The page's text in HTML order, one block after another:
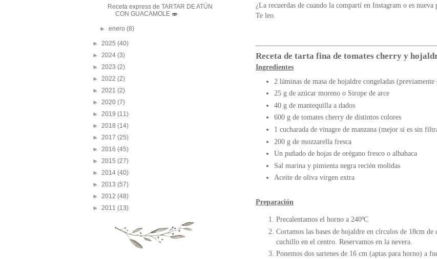
¿La recuerdas de cuando la compartí en Instagram o es nueva
Te leo.
Receta de tarta fina de tomates cherry y
Ingredientes
2 láminas de masa de hojaldre congeladas (previamente
25 g de azúcar moreno o Sirope de arce
40 g de mantequilla a dados
600 g de tomates cherry de distintos colores
1 cucharada de vinagre de manzana (mejor si es sin
200 g de mozzarella fresca
Un puñado de hojas de orégano fresco o albahaca
Sal marina y pimienta negra recién molidas
Aceite de oliva virgen extra
Preparación
Precalentamos el horno a 240ºC
Cortamos las bases de hojaldre en círculos de 18cm
cuchillo en el centro. Reservamos en la nevera.
Ponemos dos sartenes de 16 cm (aptas para horno) a
Receta express de TARTAR DE ATÚN
CON GUACAMOLE 🍣
►enero(8)
► 2025 (40)
► 2024 (3)
► 2023 (2)
► 2022 (2)
► 2021 (2)
► 2020 (7)
► 2019 (11)
► 2018 (14)
► 2017 (25)
► 2016 (45)
► 2015 (27)
► 2014 (40)
► 2013 (57)
► 2012 (48)
► 2011 (13)